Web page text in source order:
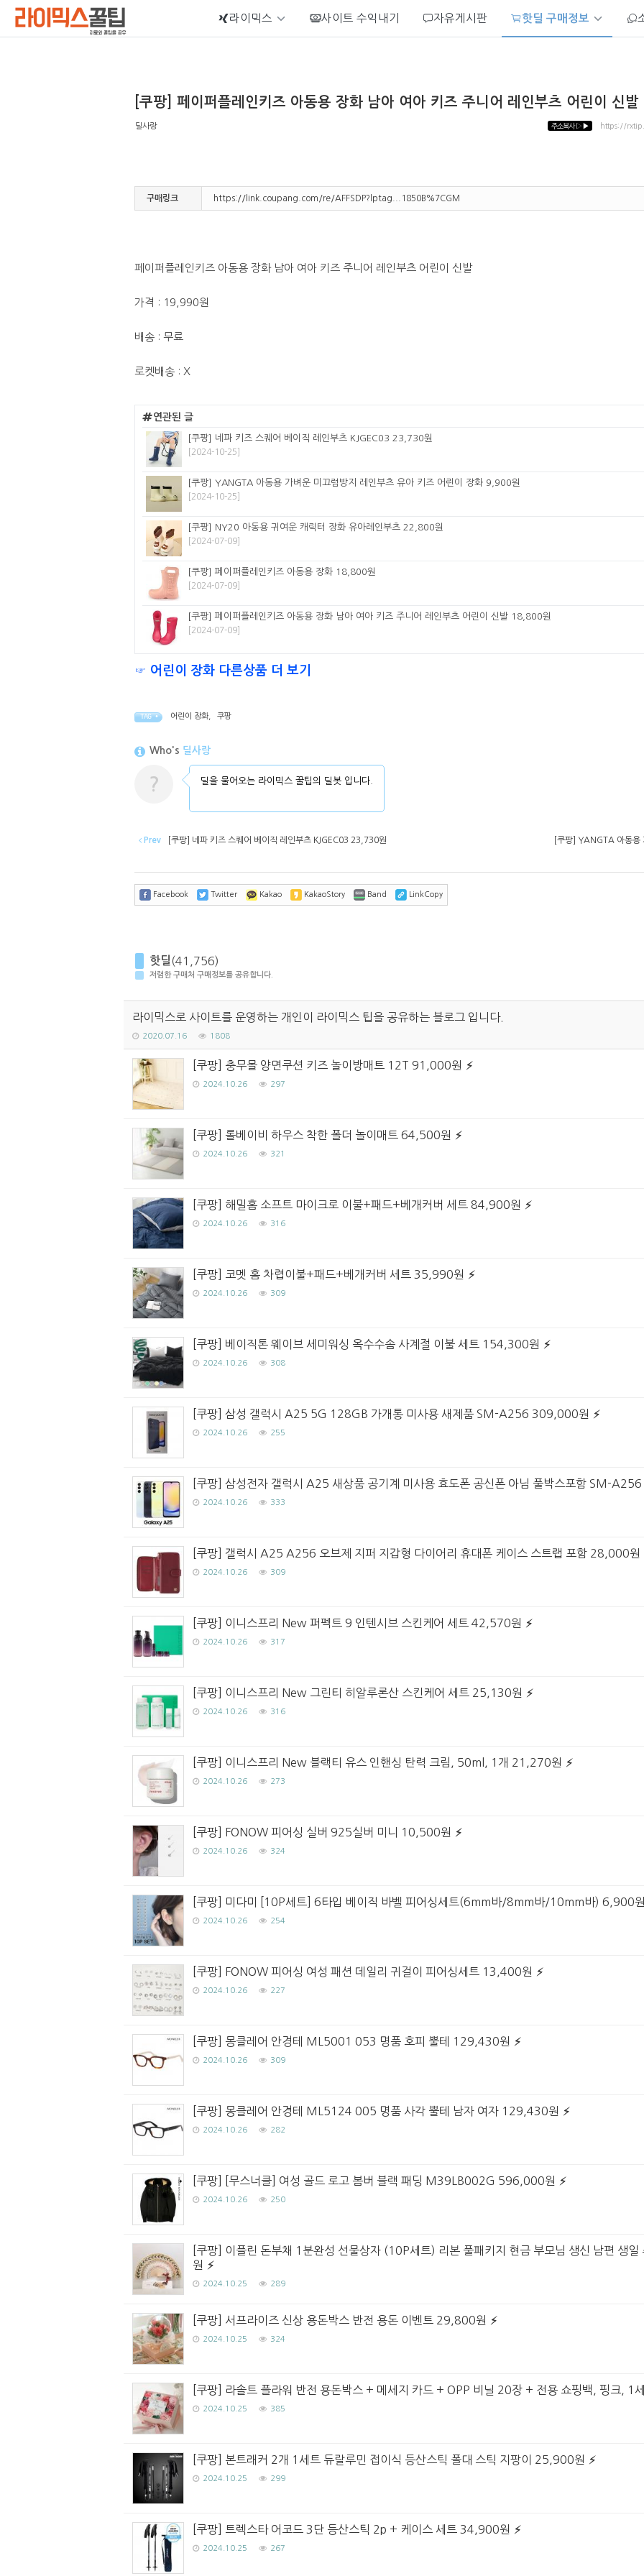
라이믹스 사이트 수익내기 자유게시판 핫딜 구매정보
[쿠팡] 페이퍼플레인키즈 아동용 장화 남아 여아 키즈 주니어 레인부츠 어린이 신
딜사랑 주소복사 ▷▶ https://
구매링크 https://link.coupang.com/re/AFFSDP?lptag...1850B%7CGM
페이퍼플레인키즈 아동용 장화 남아 여아 키즈 주니어 레인부츠 어린이 신발
가격 : 19,990원
배송 : 무료
로켓배송 : X
연관된 글
[쿠팡] 네파 키즈 스퀘어 베이직 레인부츠 KJGEC03 23,730원
[2024-10-25]
[쿠팡] YANGTA 아동용 가벼운 미끄럼방지 레인부츠 유아 키즈 어린이 장화 9,900원
[2024-10-25]
[쿠팡] NY20 아동용 귀여운 캐릭터 장화 유아레인부츠 22,800원
[2024-07-09]
[쿠팡] 페이퍼플레인키즈 아동용 장화 18,800원
[2024-07-09]
[쿠팡] 페이퍼플레인키즈 아동용 장화 남아 여아 키즈 주니어 레인부츠 어린이 신발 18,800원
[2024-07-09]
☞ 어린이 장화 다른상품 더 보기
TAG • 어린이 장화 쿠팡
Who's 딜사랑
? 딜을 물어오는 라이믹스 꿀팁의 딜봇 입니다.
Prev [쿠팡] 네파 키즈 스퀘어 베이직 레인부츠 KJGEC03 23,730원 [쿠팡] YANGTA 아동용
Facebook Twitter Kakao KakaoStory Band LinkCopy
핫딜 (41,756)
저렴한 구매처 구매정보를 공유합니다.
라이믹스로 사이트를 운영하는 개인이 라이믹스 팁을 공유하는 블로그 입니다.
2020.07.16 1808
[쿠팡] 충무몰 양면쿠션 키즈 놀이방매트 12T 91,000원
2024.10.26 297
[쿠팡] 롤베이비 하우스 착한 폴더 놀이매트 64,500원
2024.10.26 321
[쿠팡] 해밀홈 소프트 마이크로 이불+패드+베개커버 세트 84,900원
2024.10.26 316
[쿠팡] 코멧 홈 차렵이불+패드+베개커버 세트 35,990원
2024.10.26 309
[쿠팡] 베이직톤 웨이브 세미워싱 옥수수솜 사계절 이불 세트 154,300원
2024.10.26 308
[쿠팡] 삼성 갤럭시 A25 5G 128GB 가개통 미사용 새제품 SM-A256 309,000원
2024.10.26 255
[쿠팡] 삼성전자 갤럭시 A25 새상품 공기계 미사용 효도폰 공신폰 아님 풀박스포함 SM-
2024.10.26 333
[쿠팡] 갤럭시 A25 A256 오브제 지퍼 지갑형 다이어리 휴대폰 케이스 스트랩 포함 28,000원
2024.10.26 309
[쿠팡] 이니스프리 New 퍼펙트 9 인텐시브 스킨케어 세트 42,570원
2024.10.26 317
[쿠팡] 이니스프리 New 그린티 히알루론산 스킨케어 세트 25,130원
2024.10.26 316
[쿠팡] 이니스프리 New 블랙티 유스 인핸싱 탄력 크림, 50ml, 1개 21,270원
2024.10.26 273
[쿠팡] FONOW 피어싱 실버 925실버 미니 10,500원
2024.10.26 324
[쿠팡] 미다미 [10P세트] 6타입 베이직 바벨 피어싱세트(6mm바/8mm바/10mm바) 6,900
2024.10.26 254
[쿠팡] FONOW 피어싱 여성 패션 데일리 귀걸이 피어싱세트 13,400원
2024.10.26 227
[쿠팡] 몽클레어 안경테 ML5001 053 명품 호피 뿔테 129,430원
2024.10.26 309
[쿠팡] 몽클레어 안경테 ML5124 005 명품 사각 뿔테 남자 여자 129,430원
2024.10.26 282
[쿠팡] [무스너클] 여성 골드 로고 봄버 블랙 패딩 M39LB002G 596,000원
2024.10.26 250
[쿠팡] 이플린 돈부채 1분완성 선물상자 (10P세트) 리본 풀패키지 현금 부모님 생신 남편 생
원
2024.10.25 289
[쿠팡] 서프라이즈 신상 용돈박스 반전 용돈 이벤트 29,800원
2024.10.25 324
[쿠팡] 라솔트 플라워 반전 용돈박스 + 메세지 카드 + OPP 비닐 20장 + 전용 쇼핑백, 핑크, 1
2024.10.25 385
[쿠팡] 본트래커 2개 1세트 듀랄루민 접이식 등산스틱 폴대 스틱 지팡이 25,900원
2024.10.25 299
[쿠팡] 트렉스타 어코드 3단 등산스틱 2p + 케이스 세트 34,900원
2024.10.25 267
Sketchbook5, 스케치북5